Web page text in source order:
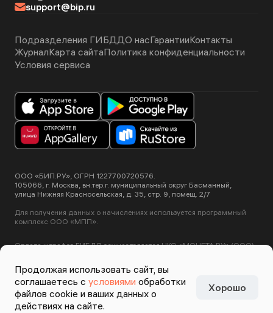
Продолжая использовать сайт, вы
соглашаетесь с условиями обработки
файлов cookie и ваших данных о
действиях на сайте.
Хорошо
support@bip.ru
Подразделения ГИБДДО насГарантииКонтакты
ЖурналКарта сайтаПолитика конфиденциальности
Условия сервиса
ООО «БИП.РУ», ОГРН 1227700720576.
105066, г. Москва, вн.тер.г. муниципальный округ Басманный,
улица Нижняя Красносельская, д. 35, стр. 9, помещ. 2/7
Для получения данных о начислениях используется программный
комплекс ООО «МПП».
Оплата штрафов ГИБДД осуществляется НКО «МОНЕТА.РУ» (ООО).
Этот сайт использует сервис Yandex SmartCaptcha, пользуясь
нашими сервисами вы соглашаетесь с условиями обработки данных
Yandex SmartCaptcha.
Задизайнено вСтудии
Артемия Лебедева